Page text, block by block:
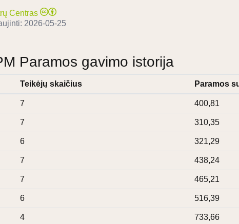
Centras
2026-05-25
Paramos gavimo istorija
Teikėjų skaičius Paramos
7 400,81
7 310,35
6 321,29
7 438,24
7 465,21
6 516,39
4 733,66